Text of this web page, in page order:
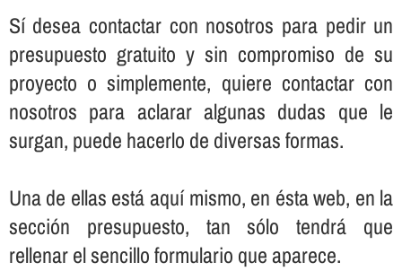
Sí­ desea contactar con nosotros para pedir un
presupuesto gratuito y sin compromiso de su
proyecto o simplemente, quiere contactar con
nosotros para aclarar algunas dudas que le
surgan, puede hacerlo de diversas formas.
Una de ellas está aquí­ mismo, en ésta web, en la
sección presupuesto, tan sólo tendrá que
rellenar el sencillo formulario que aparece.